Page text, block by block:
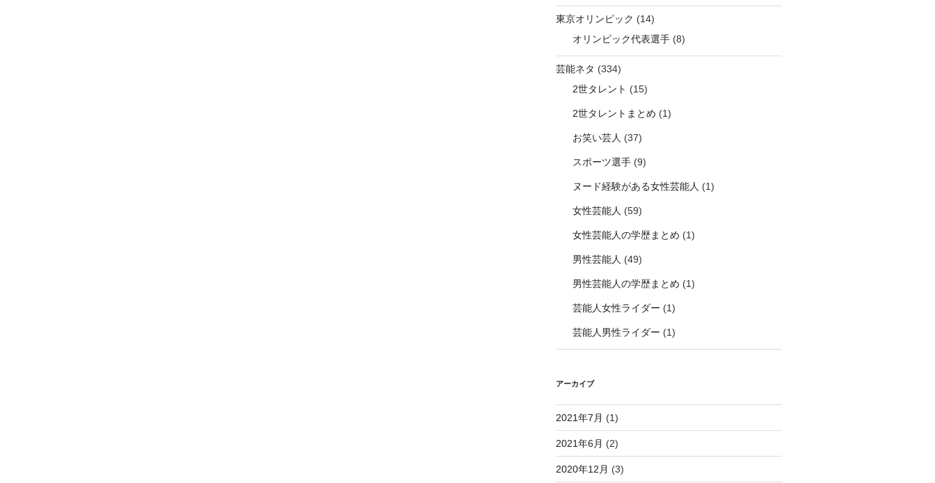
東京オリンピック (14)
オリンピック代表選手(8)
芸能ネタ (334)
2世タレント (15)
2世タレントまとめ (1)
お笑い芸人 (37)
スポーツ選手(9)
ヌード経験がある女性芸能人 (1)
女性芸能人 (59)
女性芸能人の学歴まとめ (1)
男性芸能人 (49)
男性芸能人の学歴まとめ (1)
芸能人女性ライダー (1)
芸能人男性ライダー (1)
アーカイブ
2021年7月 (1)
2021年6月 (2)
2020年12月 (3)